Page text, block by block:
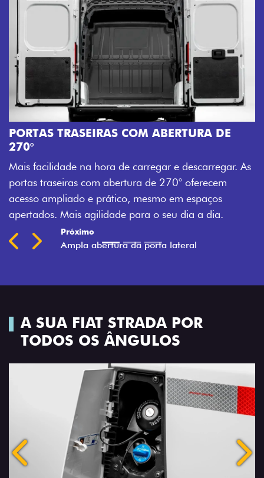
PORTAS TRASEIRAS COM ABERTURA DE
270°
Mais facilidade na hora de carregar e descarregar. As
portas traseiras com abertura de 270° oferecem
acesso ampliado e prático, mesmo em espaços
apertados. Mais agilidade para o seu dia a dia.
Previous
Next
Próximo
Ampla abertura da porta lateral
A SUA FIAT STRADA POR
TODOS OS ÂNGULOS
Anterior